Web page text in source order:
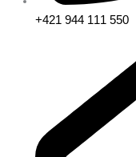
+421 944 111 550